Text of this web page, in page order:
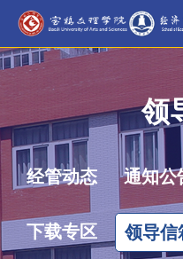
领
经管动态 通知公
下载专区 领导信